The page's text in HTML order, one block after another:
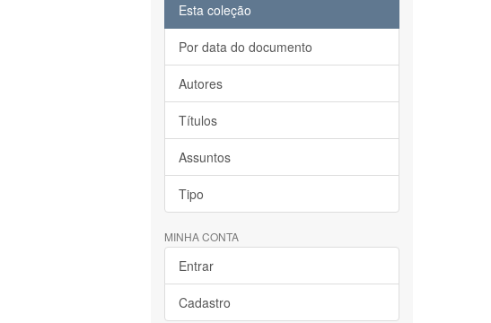
Esta coleção
Por data do documento
Autores
Títulos
Assuntos
Tipo
MINHA CONTA
Entrar
Cadastro